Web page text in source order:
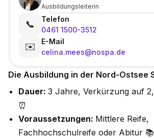
Die Ausbildung in der Nord-Ostsee
Dauer: 3 Jahre, Verkürzung auf
⏰
Voraussetzungen: Mittlere Reife,
Fachhochschulreife oder Abitur 📚
Ausbildungsleiterin
📞
Telefon
0461 1500-3512
✉️
E-Mail
celina.mees@nospa.de